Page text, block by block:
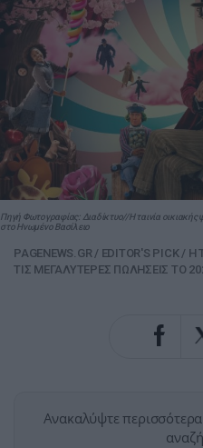
Πηγή Φωτογραφίας: Διαδίκτυο//Η ταινία οικιακής
στο Ηνωμένο Βασίλειο
PAGENEWS.GR/ EDITOR'S PICK/ Η
ΤΙΣ ΜΕΓΑΛΥΤΕΡΕΣ ΠΩΛΗΣΕΙΣ ΤΟ
Ανακαλύψτε